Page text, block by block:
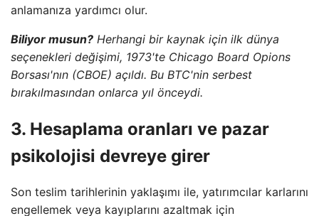
anlamanıza yardımcı olur.
Biliyor musun? Herhangi bir kaynak için ilk dünya
seçenekleri değişimi, 1973'te Chicago Board Opions
Borsası'nın (CBOE) açıldı. Bu BTC'nin serbest
bırakılmasından onlarca yıl önceydi.
3. Hesaplama oranları ve pazar
psikolojisi devreye girer
Son teslim tarihlerinin yaklaşımı ile, yatırımcılar karlarını
engellemek veya kayıplarını azaltmak için